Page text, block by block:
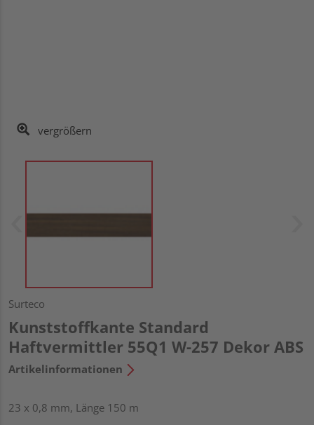
vergrößern
Surteco
Kunststoffkante Standard
Haftvermittler 55Q1 W-257 Dekor ABS
Artikelinformationen
23 x 0,8 mm, Länge 150 m